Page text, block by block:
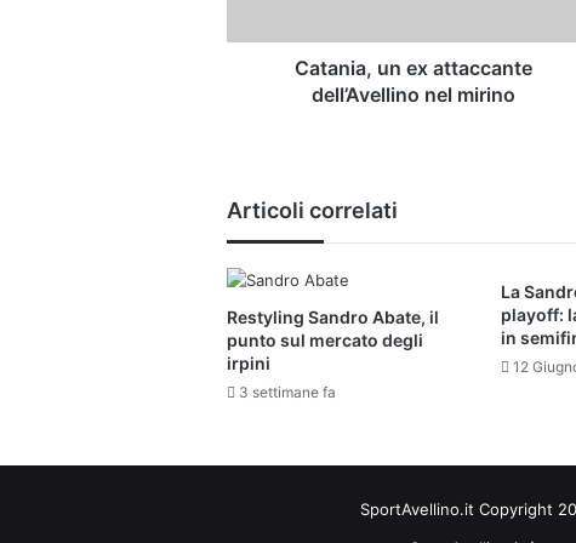
Catania, un ex attaccante
dell’Avellino nel mirino
Articoli correlati
Restyling Sandro Abate, il
punto sul mercato degli
irpini
3 settimane fa
La
playoff:
in
12
SportAvellino.it Copyright